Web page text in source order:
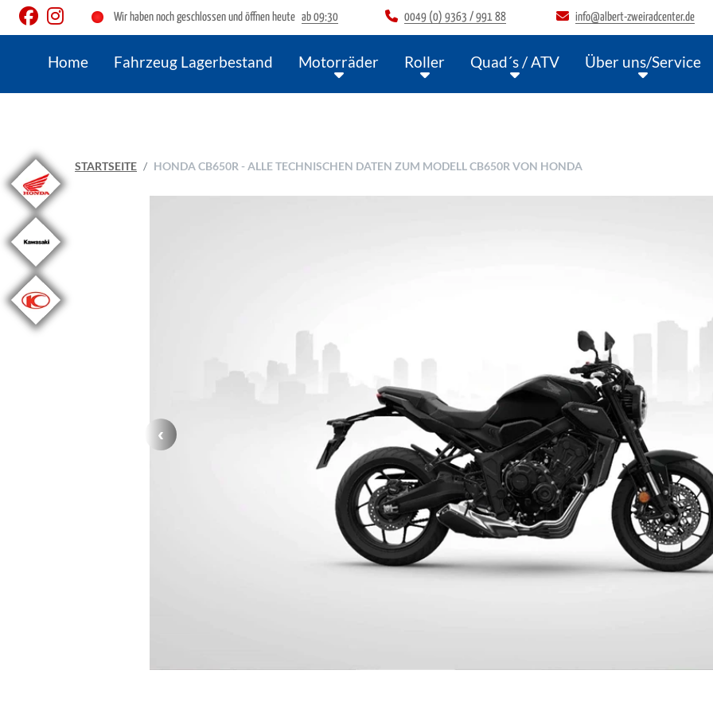
Wir haben noch geschlossen und öffnen heute ab 09:30 0049 (0) 9363 / 991 88 info@albert-zweiradcenter.de
Home Fahrzeug Lagerbestand Motorräder Roller Quad´s / ATV Über uns/Service
STARTSEITE HONDA CB650R - ALLE TECHNISCHEN DATEN ZUM MODELL CB650R VON HONDA